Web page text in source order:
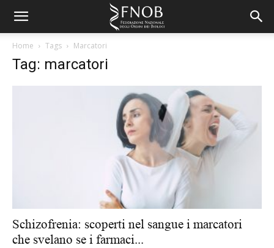
Home Tags Marcatori
Tag: marcatori
Schizofrenia: scoperti nel sangue i marcatori
che svelano se i farmaci...